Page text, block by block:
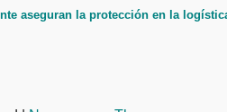
aseguran la protección en la